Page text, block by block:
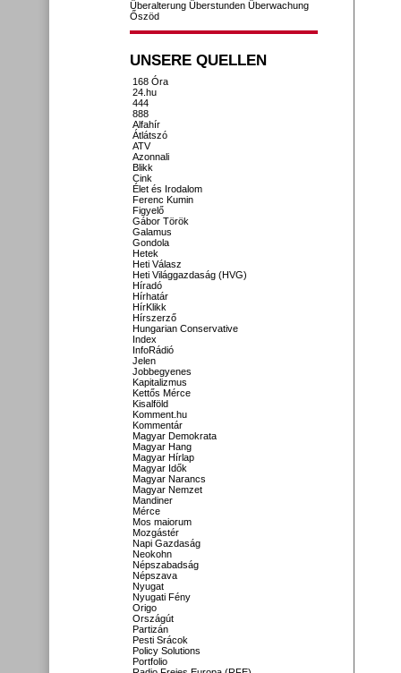
Überalterung Überstunden Überwachung
Őszöd
UNSERE QUELLEN
168 Óra
24.hu
444
888
Alfahír
Átlátszó
ATV
Azonnali
Blikk
Cink
Élet és Irodalom
Ferenc Kumin
Figyelő
Gábor Török
Galamus
Gondola
Hetek
Heti Válasz
Heti Világgazdaság (HVG)
Híradó
Hírhatár
HírKlikk
Hírszerző
Hungarian Conservative
Index
InfoRádió
Jelen
Jobbegyenes
Kapitalizmus
Kettős Mérce
Kisalföld
Komment.hu
Kommentár
Magyar Demokrata
Magyar Hang
Magyar Hírlap
Magyar Idők
Magyar Narancs
Magyar Nemzet
Mandiner
Mérce
Mos maiorum
Mozgástér
Napi Gazdaság
Neokohn
Népszabadság
Népszava
Nyugat
Nyugati Fény
Origo
Országút
Partizán
Pesti Srácok
Policy Solutions
Portfolio